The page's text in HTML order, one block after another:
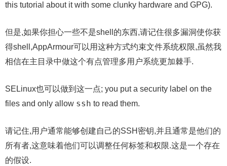
this tutorial about it with some clunky hardware and GPG).
但是,如果你担心一些不是shell的东西,请记住很多漏洞使你获
得shell,AppArmour可以用这种方式约束文件系统权限,虽然我
相信在主目录中做这个有点管理多用户系统更加棘手.
SELinux也可以做到这一点; you put a security label on the
files and only allow ssh to read them.
请记住,用户通常能够创建自己的SSH密钥,并且通常是他们的
所有者,这意味着他们可以调整任何标签和权限.这是一个存在
的假设.